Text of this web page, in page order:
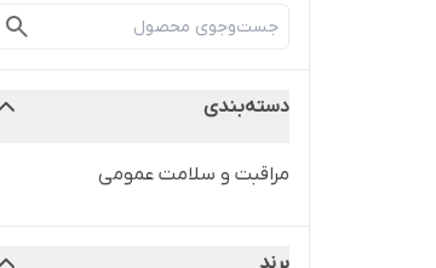
دسته‌بندی
مراقبت و سلامت عمومی
برند